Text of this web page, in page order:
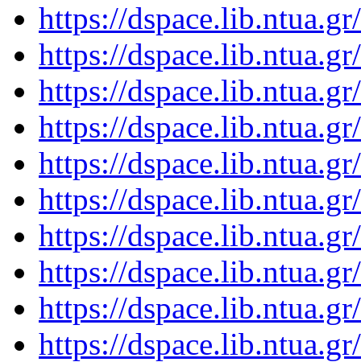
https://
https://
https://
https://
https://
https://
https://
https://
https://
https://